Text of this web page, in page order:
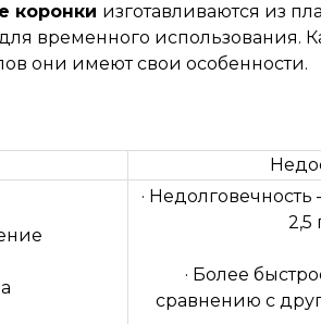
коронки изготавливаются из
временного использования.
они имеют свои особенности.
·
2,5
· Более
сравнению с